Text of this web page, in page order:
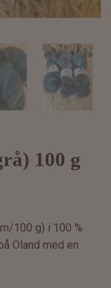
100 g
100 g) i 100 %
Öland med en